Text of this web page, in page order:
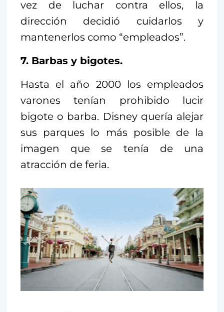
vez de luchar contra ellos, la
dirección decidió cuidarlos y
mantenerlos como “empleados”.
7. Barbas y bigotes.
Hasta el año 2000 los empleados
varones tenían prohibido lucir
bigote o barba. Disney quería alejar
sus parques lo más posible de la
imagen que se tenía de una
atracción de feria.